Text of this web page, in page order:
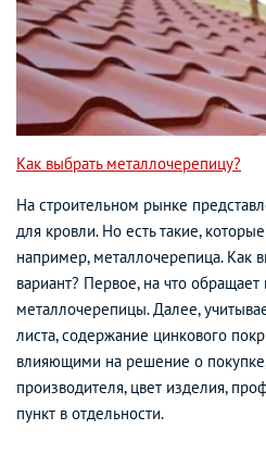
Как выбрать металлочерепицу?
На строительном рынке
для кровли. Но есть такие,
например, металлочерепица. Как
вариант? Первое, на что
металлочерепицы. Далее,
листа, содержание цинкового
влияющими на решение о покупке,
производителя, цвет изделия,
пункт в отдельности.